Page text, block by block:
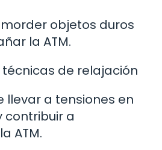
objetos duros
la ATM.
de relajación
llevar a tensiones en
contribuir a
ATM.